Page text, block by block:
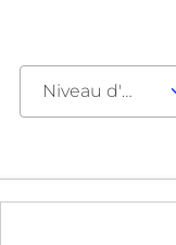
Niveau d'admission